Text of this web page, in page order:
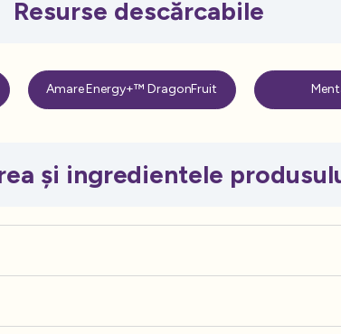
Resurse descărcabile
Amare Energy+™ DragonFruit
și ingredientele